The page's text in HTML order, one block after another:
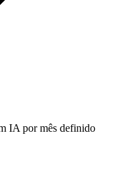
IA por mês definido